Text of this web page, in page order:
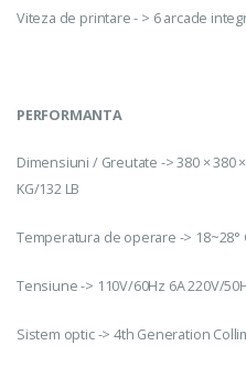
Viteza de printare - > 6 arcade
PERFORMANTA
Dimensiuni / Greutate -> 380 × 380
KG/132 LB
Temperatura de operare -> 18~28°
Tensiune -> 110V/60Hz 6A 220V/
Sistem optic -> 4th Generation